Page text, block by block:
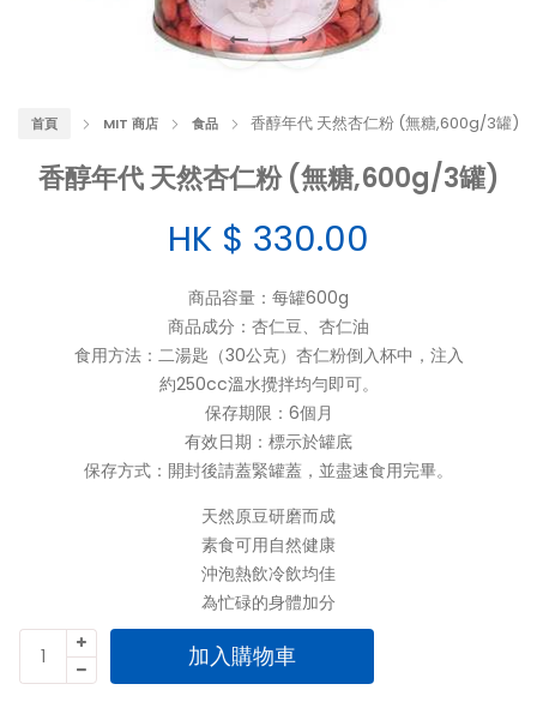
首頁 MIT 商店 食品 香醇年代 天然杏仁粉 (無糖,600g/3罐)
香醇年代 天然杏仁粉 (無糖,600g/3罐)
HK $ 330.00
商品容量：每罐600g
商品成分：杏仁豆、杏仁油
食用方法：二湯匙（30公克）杏仁粉倒入杯中，注入
約250cc溫水攪拌均勻即可。
保存期限：6個月
有效日期：標示於罐底
保存方式：開封後請蓋緊罐蓋，並盡速食用完畢。
天然原豆研磨而成
素食可用自然健康
沖泡熱飲冷飲均佳
為忙碌的身體加分
醇
年
加入購物車